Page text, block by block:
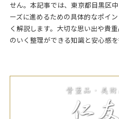
せん。本記事では、東京都目黒区
ーズに進めるための具体的なポイ
く解説します。大切な思い出や貴
のいく整理ができる知識と安心感を